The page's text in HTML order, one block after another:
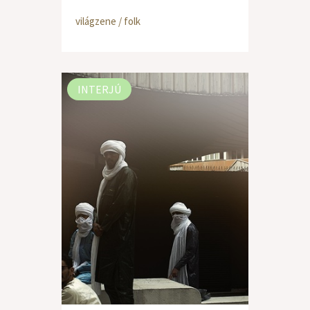
világzene / folk
INTERJÚ